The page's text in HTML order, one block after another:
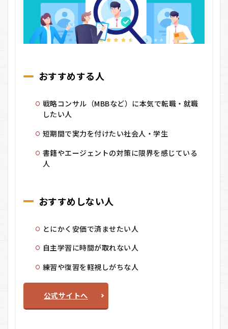
おすすめする人
戦略コンサル（MBBなど）に本気で転職・就職
したい人
短期間で実力を付けたい社会人・学生
書籍やエージェントの対策に限界を感じている
人
おすすめしない人
とにかく安価で済ませたい人
自主学習に時間が取れない人
練習や復習を軽視しがちな人
公式サイトへ